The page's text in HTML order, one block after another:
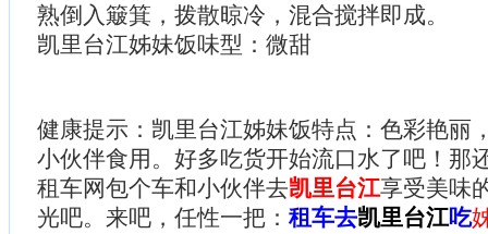
熟倒入簸箕，拨散晾冷，混合搅拌即成。
凯里台江姊妹饭味型：微甜
健康提示：凯里台江姊妹饭特点：色彩艳丽
小伙伴食用。好多吃货开始流口水了吧！那
租车网包个车和小伙伴去凯里台江享受美味
光吧。来吧，任性一把： 租车去凯里台江吃